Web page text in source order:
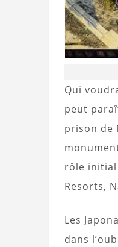
Qui
peut
prison de
rôle initial
Resorts,
Les
dans